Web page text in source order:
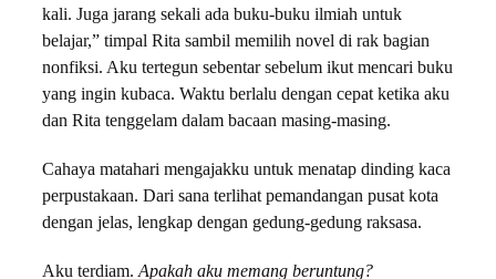
kali. Juga jarang sekali ada buku-buku ilmiah untuk
belajar,” timpal Rita sambil memilih novel di rak bagian
nonfiksi. Aku tertegun sebentar sebelum ikut mencari buku
yang ingin kubaca. Waktu berlalu dengan cepat ketika aku
dan Rita tenggelam dalam bacaan masing-masing.
Cahaya matahari mengajakku untuk menatap dinding kaca
perpustakaan. Dari sana terlihat pemandangan pusat kota
dengan jelas, lengkap dengan gedung-gedung raksasa.
Aku terdiam.Apakah aku memang beruntung?